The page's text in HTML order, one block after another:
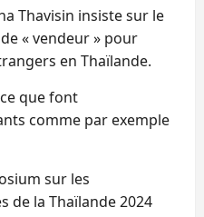
Thavisin insiste sur le
« vendeur » pour
en Thaïlande.
que font
comme par exemple
sur les
de la Thaïlande 2024